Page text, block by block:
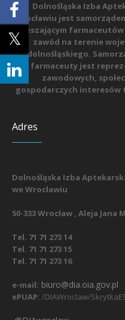
Dolnośląska Izba
Wrocławiu jest
zrzeszającym
zawód na terenie
dolnośląskiego.
farmaceuty jest
zawodowych,
gospodarczych interesów
Adres
Dolnośląska Izba
we Wrocławiu
50-333 Wrocław , Aleja Jana
Tel. 71 71 273 14
Tel. 71 71 273 15
Tel. 71 71 273 16
e-mail: biuro@dia.oia.gov.pl
ePUAP: /DIAWroclaw/